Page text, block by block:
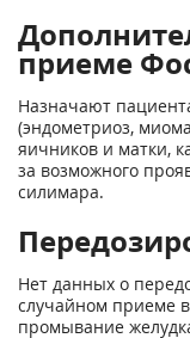
приеме
Назначают
(эндометриоз,
яичников и матки,
за возможного
силимара.
Нет данных о
случайном приеме
промывание